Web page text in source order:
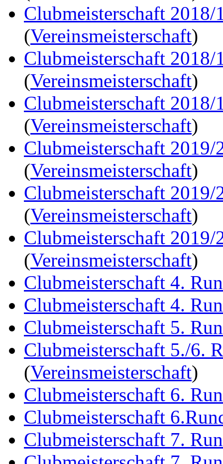
Clubmeisterschaft 2018/
(Vereinsmeisterschaft)
Clubmeisterschaft 2018/
(Vereinsmeisterschaft)
Clubmeisterschaft 2018/
(Vereinsmeisterschaft)
Clubmeisterschaft 2019/
(Vereinsmeisterschaft)
Clubmeisterschaft 2019/
(Vereinsmeisterschaft)
Clubmeisterschaft 2019/
(Vereinsmeisterschaft)
Clubmeisterschaft 4.
Clubmeisterschaft 4.
Clubmeisterschaft 5.
Clubmeisterschaft 5./6.
(Vereinsmeisterschaft)
Clubmeisterschaft 6.
Clubmeisterschaft
Clubmeisterschaft 7.